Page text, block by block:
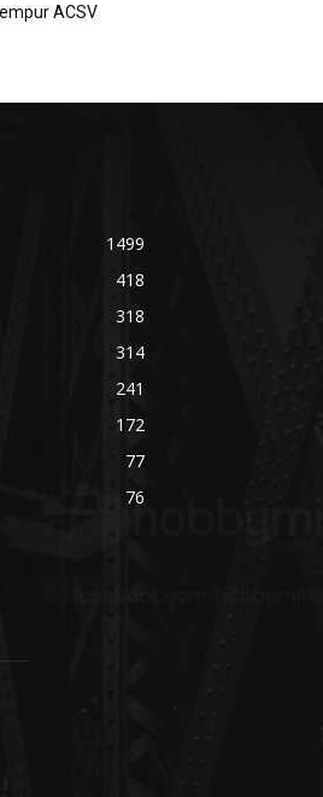
ACSV
1499
418
318
314
241
172
77
76